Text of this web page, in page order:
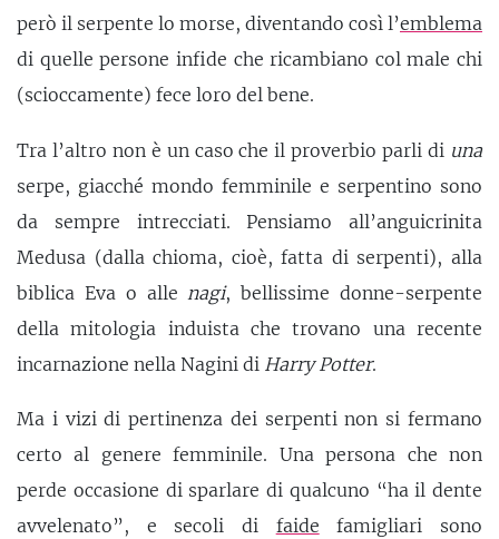
però il serpente lo morse, diventando così l’emblema
di quelle persone infide che ricambiano col male chi
(scioccamente) fece loro del bene.
Tra l’altro non è un caso che il proverbio parli di una
serpe, giacché mondo femminile e serpentino sono
da sempre intrecciati. Pensiamo all’anguicrinita
Medusa (dalla chioma, cioè, fatta di serpenti), alla
biblica Eva o alle nagi, bellissime donne-serpente
della mitologia induista che trovano una recente
incarnazione nella Nagini di Harry Potter.
Ma i vizi di pertinenza dei serpenti non si fermano
certo al genere femminile. Una persona che non
perde occasione di sparlare di qualcuno “ha il dente
avvelenato”, e secoli di faide famigliari sono